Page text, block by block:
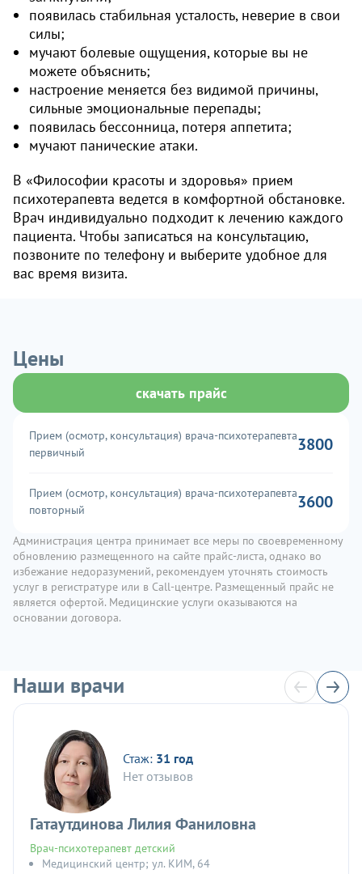
появилась стабильная усталость, неверие в свои
силы;
мучают болевые ощущения, которые вы не
можете объяснить;
настроение меняется без видимой причины,
сильные эмоциональные перепады;
появилась бессонница, потеря аппетита;
мучают панические атаки.
В «Философии красоты и здоровья» прием
психотерапевта ведется в комфортной обстановке.
Врач индивидуально подходит к лечению каждого
пациента. Чтобы записаться на консультацию,
позвоните по телефону и выберите удобное для
вас время визита.
Цены
скачать прайс
Прием (осмотр, консультация) врача-психотерапевта
первичный
3800
Прием (осмотр, консультация) врача-психотерапевта
повторный
3600
Администрация центра принимает все меры по своевременному
обновлению размещенного на сайте прайс-листа, однако во
избежание недоразумений, рекомендуем уточнять стоимость
услуг в регистратуре или в Call-центре. Размещенный прайс не
является офертой. Медицинские услуги оказываются на
основании договора.
Наши врачи
Стаж: 31 год
Нет отзывов
Гатаутдинова Лилия Фаниловна
Врач-психотерапевт детский
Медицинский центр; ул. КИМ, 64